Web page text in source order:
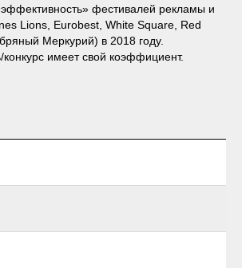
фестивалей рекламы и
Lions, Eurobest, White Square, Red
Меркурий) в 2018 году.
имеет свой коэффициент.